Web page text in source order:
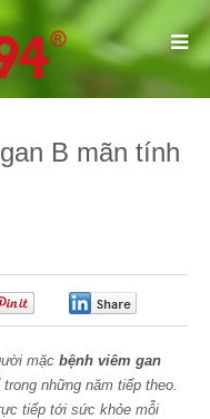
B mãn tính
mặc bệnh viêm gan
những năm tiếp theo.
tiếp tới sức khỏe mỗi